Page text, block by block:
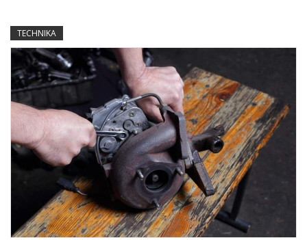
TECHNIKA